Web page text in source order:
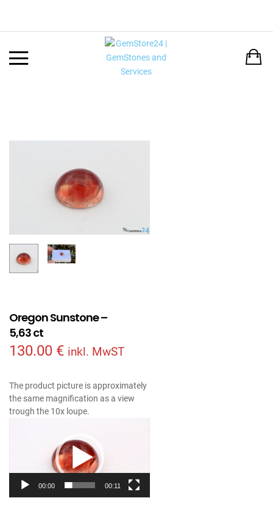
Oregon Sunstone –
5,63 ct
130.00 € inkl. MwST
The product picture is approximately
the same magnification as a view
trough the 10x loupe.
00:00 00:11